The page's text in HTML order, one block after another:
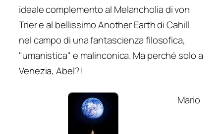
ideale complemento al Melancholiadi von
Trier e al bellissimoAnother Earthdi Cahill
nel campo di una fantascienza filosofica,
"umanistica" e malinconica. Ma perché solo a
Venezia, Abel?!
Mario